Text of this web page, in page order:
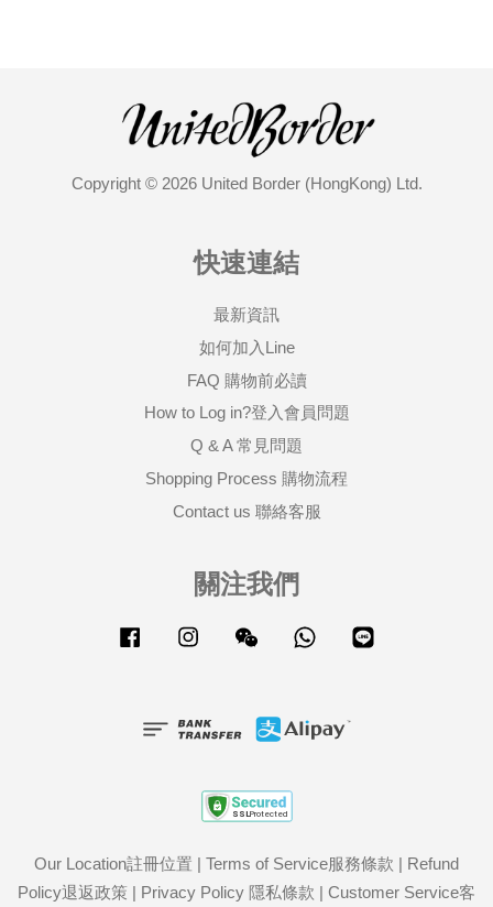
Copyright © 2026 United Border (HongKong) Ltd.
快速連結
最新資訊
如何加入Line
FAQ 購物前必讀
How to Log in?登入會員問題
Q & A 常見問題
Shopping Process 購物流程
Contact us 聯絡客服
關注我們
Facebook Instagram Wechat Whatsapp
Our Location註冊位置 | Terms of Service服務條款 | Refund
Policy退返政策 | Privacy Policy 隱私條款 | Customer Service客